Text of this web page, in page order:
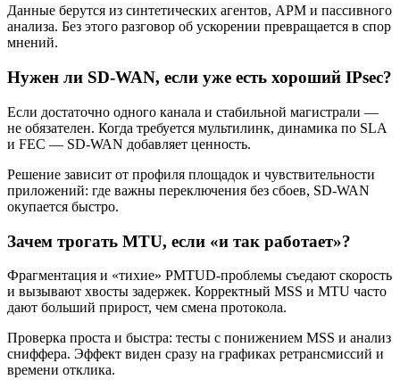
Данные берутся из синтетических агентов, APM и пассивного
анализа. Без этого разговор об ускорении превращается в спор
мнений.
Нужен ли SD-WAN, если уже есть хороший IPsec?
Если достаточно одного канала и стабильной магистрали —
не обязателен. Когда требуется мультилинк, динамика по SLA
и FEC — SD-WAN добавляет ценность.
Решение зависит от профиля площадок и чувствительности
приложений: где важны переключения без сбоев, SD-WAN
окупается быстро.
Зачем трогать MTU, если «и так работает»?
Фрагментация и «тихие» PMTUD-проблемы съедают скорость
и вызывают хвосты задержек. Корректный MSS и MTU часто
дают больший прирост, чем смена протокола.
Проверка проста и быстра: тесты с понижением MSS и анализ
сниффера. Эффект виден сразу на графиках ретрансмиссий и
времени отклика.